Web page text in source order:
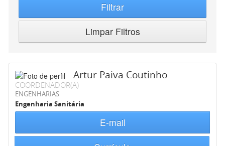
Filtrar
Limpar Filtros
Artur Paiva Coutinho
COORDENADOR(A)
ENGENHARIAS
Engenharia Sanitária
E-mail